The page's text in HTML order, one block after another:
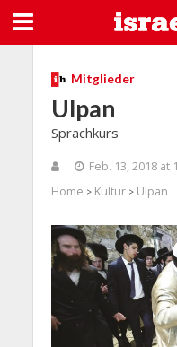
Mitglieder
Ulpan
Sprachkurs
Feb. 13, 2018 at
Home > Kultur> Ulpan